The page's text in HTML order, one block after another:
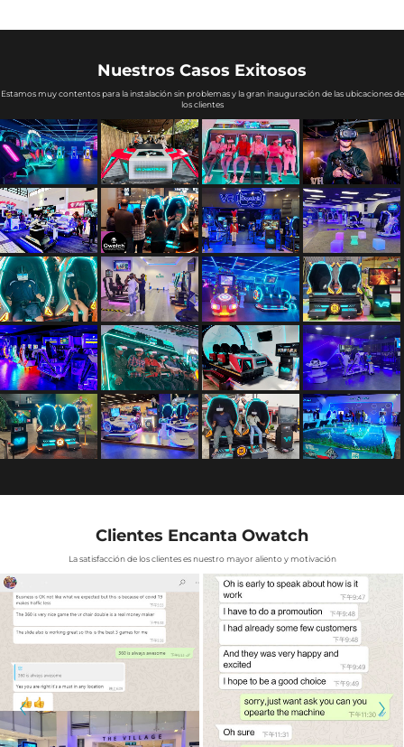
Nuestros Casos Exitosos
Estamos muy contentos para la instalación sin problemas y la gran inauguración de las ubicaciones de
los clientes
Clientes Encanta Owatch
La satisfacción de los clientes es nuestro mayor aliento y motivación